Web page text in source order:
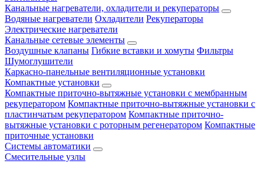
Канальные нагреватели, охладители и рекуператоры
Водяные нагреватели Охладители Рекуператоры
Электрические нагреватели
Канальные сетевые элементы
Воздушные клапаны Гибкие вставки и хомуты Фильтры
Шумоглушители
Каркасно-панельные вентиляционные установки
Компактные установки
Компактные приточно-вытяжные установки с мембранным
рекуператором Компактные приточно-вытяжные установки с
пластинчатым рекуператором Компактные приточно-
вытяжные установки с роторным регенератором Компактные
приточные установки
Системы автоматики
Смесительные узлы